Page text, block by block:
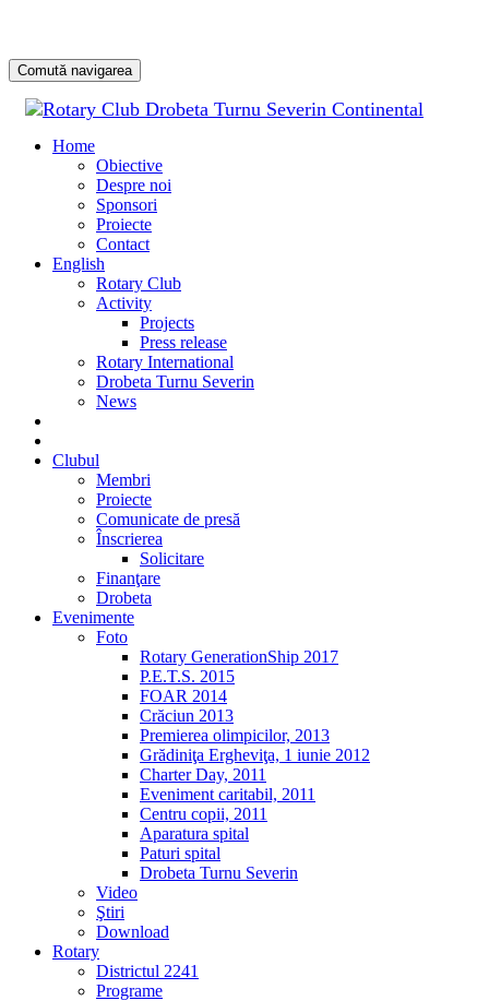
Comută navigarea
Home
Obiective
Despre noi
Sponsori
Proiecte
Contact
English
Rotary Club
Activity
Projects
Press release
Rotary International
Drobeta Turnu Severin
News
Clubul
Membri
Proiecte
Comunicate de presă
Înscrierea
Solicitare
Finanţare
Drobeta
Evenimente
Foto
Rotary GenerationShip 2017
P.E.T.S. 2015
FOAR 2014
Crăciun 2013
Premierea olimpicilor, 2013
Grădiniţa Ergheviţa, 1 iunie 2012
Charter Day, 2011
Eveniment caritabil, 2011
Centru copii, 2011
Aparatura spital
Paturi spital
Drobeta Turnu Severin
Video
Ştiri
Download
Rotary
Districtul 2241
Programe